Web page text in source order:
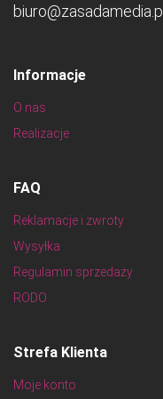
biuro@zasadamedia.pl
Informacje
O nas
Realizacje
FAQ
Reklamacje i zwroty
Wysyłka
Regulamin sprzedaży
RODO
Strefa Klienta
Moje konto